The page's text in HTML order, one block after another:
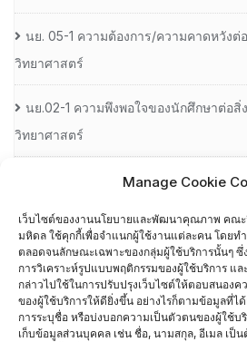
Manage Cookie
เว็บไซต์ของงานนโยบายและพัฒนาคุณภาพ คณ
มหิดล ใช้คุกกี้เพื่อจำแนกผู้ใช้งานแต่ละคน โดยท
ตลอดจนลักษณะเฉพาะของกลุ่มผู้ใช้บริการนั้นๆ
การวิเคราะห์รูปแบบพฤติกรรมของผู้ใช้บริการ แ
กล่าวไปใช้ในการปรับปรุงเว็บไซต์ให้ตอบสนองค
ของผู้ใช้บริการให้ดียิ่งขึ้น อย่างไรก็ตามข้อมูลที่ไ
การระบุชื่อ หรือบ่งบอกความเป็นตัวตนของผู้ใช้บ
เก็บข้อมูลส่วนบุคคล เช่น ชื่อ, นามสกุล, อีเมล เป็
นย. 05-1 ความต้องการ/ความคาดหวังต่
วิทยาศาสตร์
นย.02-1 ความพึงพอใจของนักศึกษาต่อ
วิทยาศาสตร์
นย.03-2 ความพึงพอใจของผู้ปฏิบัติงา
นย.04-1 ความต้องการ/ความคาดหวังต่
วิทยาศาสตร์
นย.04-2 ความต้องการ/ความคาดหวังต่
คณะวิทยาศาสตร์ มหาวิทยาลัยมหิดล